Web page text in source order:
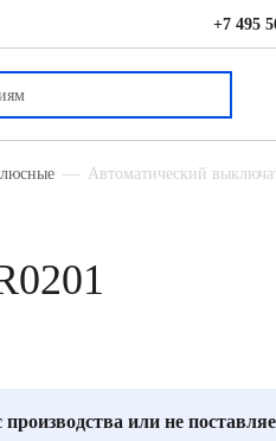
+7 495
Автоматический
производства или не